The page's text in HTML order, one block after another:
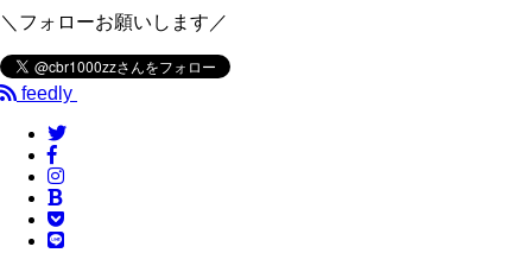
＼フォローお願いします／
feedly